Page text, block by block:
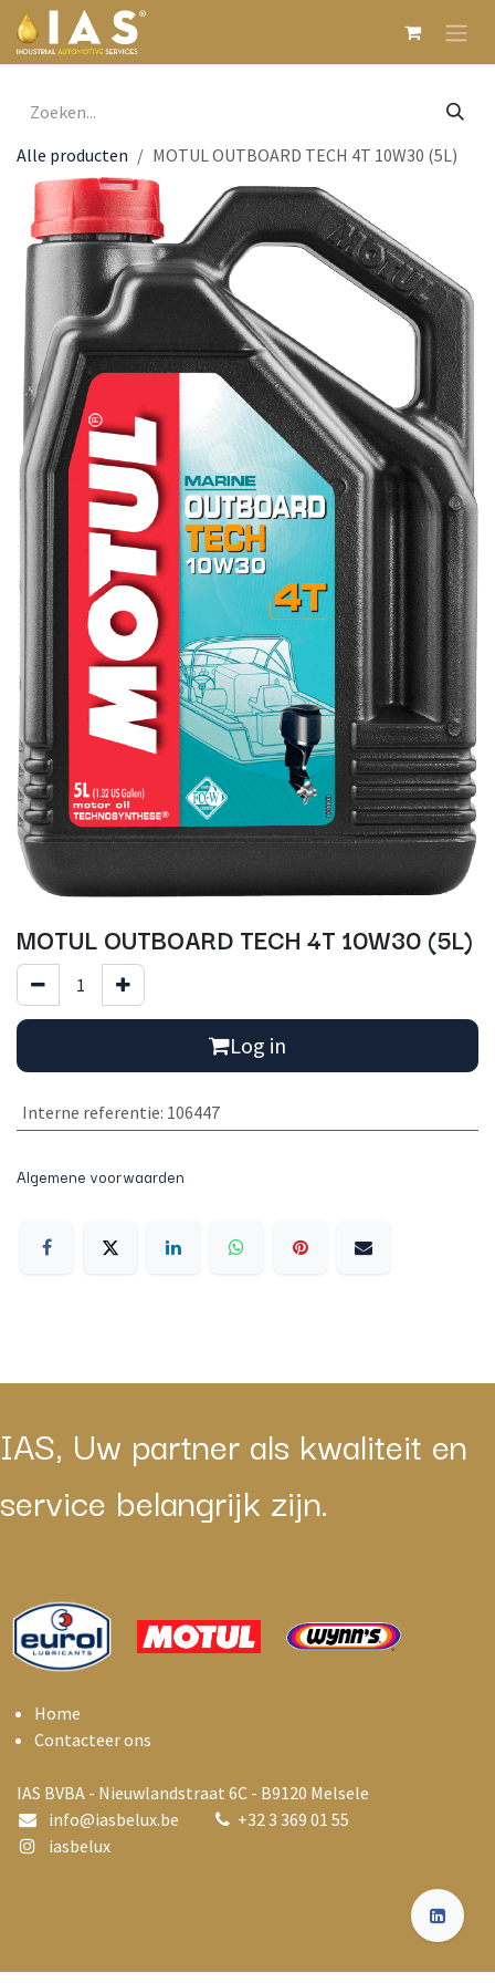
Overslaan naar inhoud
Alle producten MOTUL OUTBOARD TECH 4T 10W30 (5L)
MOTUL OUTBOARD TECH 4T 10W30 (5L)
Log in
Interne referentie: 106447
Algemene voorwaarden
IAS, Uw partner als kwaliteit en
service belangrijk zijn.
Home
Contacteer ons
IAS BVBA - Nieuwlandstraat 6C - B9120 Melsele
info@iasbelux.be +32 3 369 01 55
iasbelux